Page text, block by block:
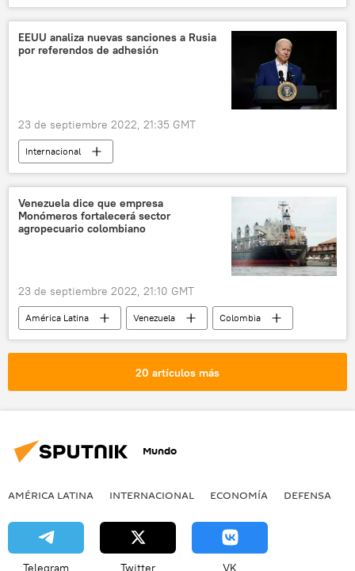
Guillermo Lasso
Policía de Ecuador
asesinatos
EEUU analiza nuevas sanciones a Rusia
por referendos de adhesión
23 de septiembre 2022, 21:35 GMT
Internacional
📰 Proceso unionista de Donetsk, Lugansk, Jersón y Zaporozhie
EEUU
Rusia
Joe Biden
📰 Consecuencias económicas de las sanciones occidentales contra Rusia
Venezuela dice que empresa
Monómeros fortalecerá sector
agropecuario colombiano
23 de septiembre 2022, 21:10 GMT
América Latina Venezuela
Colombia
Petróleos de Venezuela (PDVSA)
20 artículos más
Mundo
AMÉRICA LATINA INTERNACIONAL ECONOMÍA DEFENSA
Telegram Twitter VK